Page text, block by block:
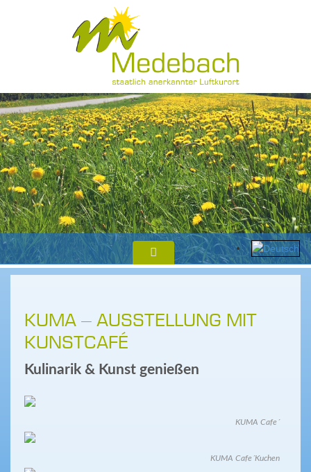
KUMA – AUSSTELLUNG MIT
KUNSTCAFÉ
Kulinarik & Kunst genießen
KUMA Cafe´
KUMA Cafe´Kuchen